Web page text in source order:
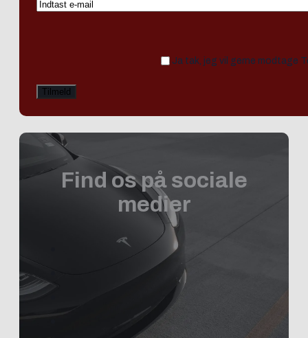
Ja tak, jeg vil gerne modtage
Find os på sociale
medier